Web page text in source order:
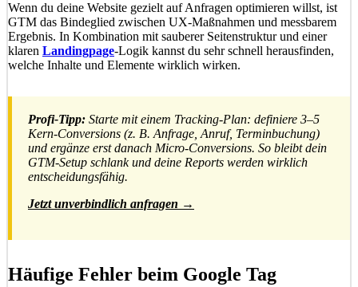
Wenn du deine Website gezielt auf Anfragen optimieren willst, ist
GTM das Bindeglied zwischen UX-Maßnahmen und messbarem
Ergebnis. In Kombination mit sauberer Seitenstruktur und einer
klaren Landingpage-Logik kannst du sehr schnell herausfinden,
welche Inhalte und Elemente wirklich wirken.
Profi-Tipp: Starte mit einem Tracking-Plan: definiere 3–5
Kern-Conversions (z. B. Anfrage, Anruf, Terminbuchung)
und ergänze erst danach Micro-Conversions. So bleibt dein
GTM-Setup schlank und deine Reports werden wirklich
entscheidungsfähig.
Jetzt unverbindlich anfragen →
Häufige Fehler beim Google Tag